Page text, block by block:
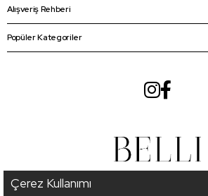
Alışveriş Rehberi
Popüler Kategoriler
Çerez Kullanımı